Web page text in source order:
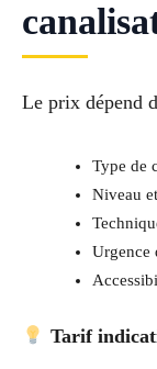
Le prix dépend
Type de
Niveau
Urgence
Tarif